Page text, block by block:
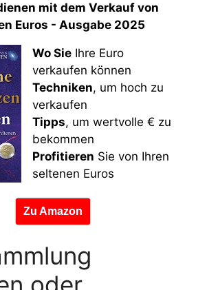
mit dem Verkauf von
Euros - Ausgabe 2025
Wo Sie Ihre Euro
verkaufen können
Techniken, um hoch zu
verkaufen
Tipps, um wertvolle € zu
bekommen
Profitieren Sie von Ihren
seltenen Euros
Zu Amazon